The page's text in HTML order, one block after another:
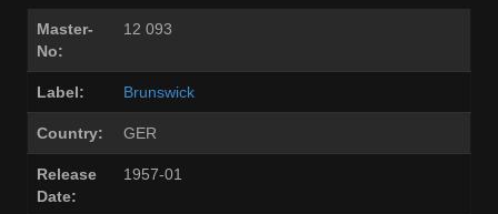
Master-
No:
12 093
Label: Brunswick
Country: GER
Release
Date:
1957-01